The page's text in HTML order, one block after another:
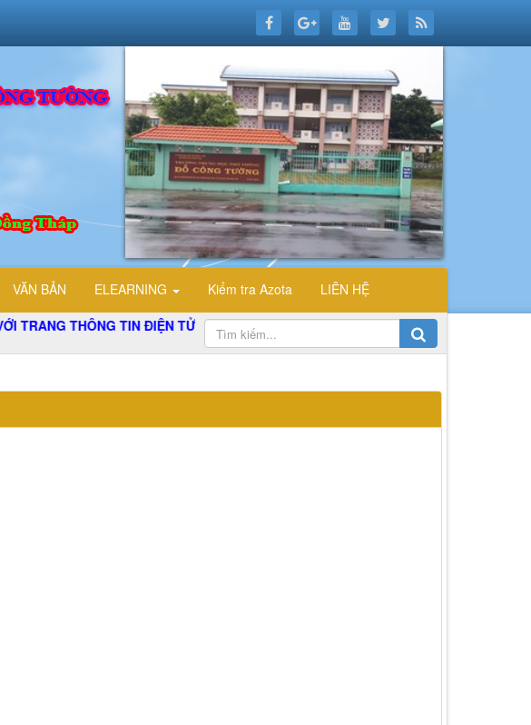
VĂN BẢN ELEARNING Kiểm tra Azota
LIÊN HỆ
THÔNG TIN ĐIỆN TỬ TỔ TIN HỌC TRƯỜNG THPT ĐỖ CÔNG TƯỜNG